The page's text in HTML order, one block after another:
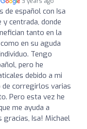
de español con Isa
centrada, donde
tanto en la
en su aguda
Tengo
pero he
debido a mi
de corregirlos varias
Pero esta vez he
me ayuda a
gracias, Isa! Michael